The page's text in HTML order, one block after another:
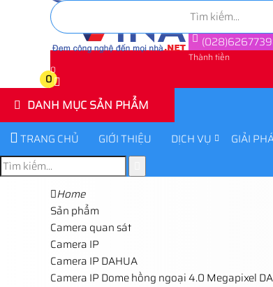
Thành tiền
0
0
DANH MỤC SẢN PHẨM
TRANG CHỦ GIỚI THIỆU DỊCH VỤ GIẢI
Home
Sản phẩm
Camera quan sát
Camera IP
Camera IP DAHUA
Camera IP Dome hồng ngoại 4.0 Megapixel